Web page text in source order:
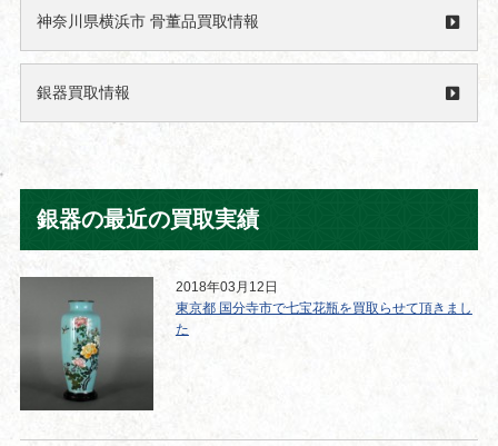
神奈川県横浜市 骨董品買取情報
銀器買取情報
銀器の最近の買取実績
2018年03月12日
東京都 国分寺市で七宝花瓶を買取らせて頂きまし
た